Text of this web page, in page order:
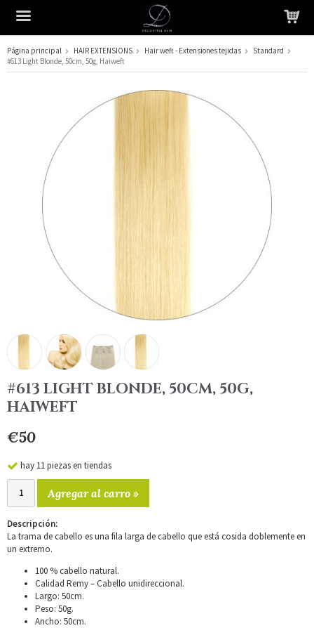
El producto ha sido añadido a su carrito
Página principal HAIR EXTENSIONS Hair weft - Extensiones tejidas
Standard
#613 Light Blonde, 50cm, 50g, Haiweft
#613 LIGHT BLONDE, 50CM, 50G,
HAIWEFT
€50
hay 11 piezas en tiendas
Agregar al carro »
Descripción:
La trama de cabello es una fila larga de cabello que está cosida doblemente en
un extremo.
100 % cabello natural.
Calidad Remy – Cabello unidireccional.
Largo: 50cm.
Peso: 50g.
Ancho: 50cm.